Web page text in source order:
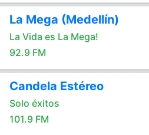
La Mega (Medellín)
La Vida es La Mega!
92.9 FM
Candela Estéreo
Solo éxitos
101.9 FM